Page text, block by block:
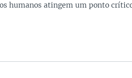
humanos atingem um ponto